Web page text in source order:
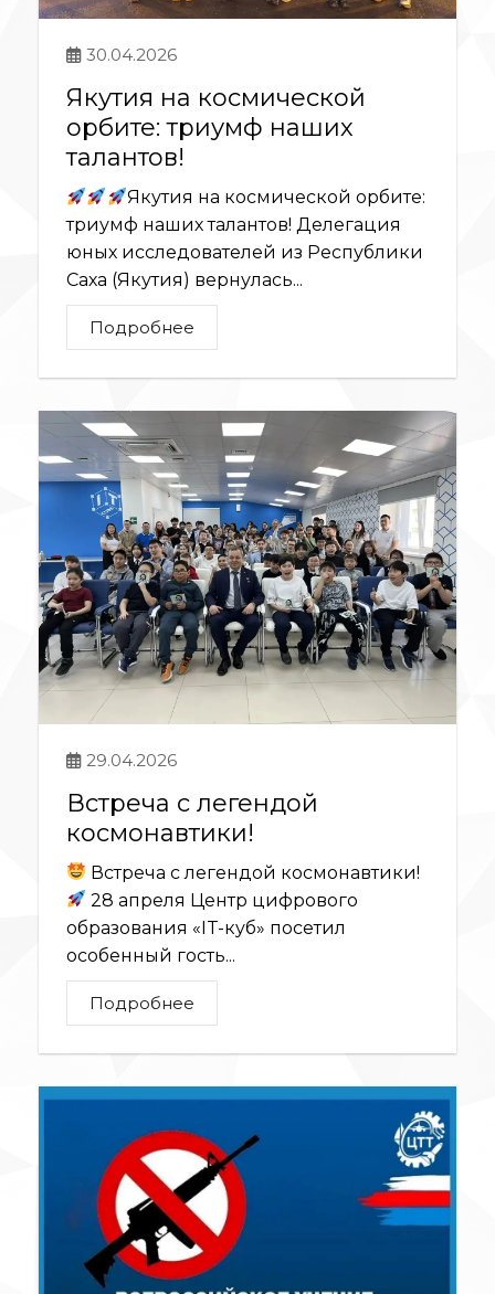
30.04.2026
Якутия на космической
орбите: триумф наших
талантов!
Якутия на космической орбите:
триумф наших талантов! Делегация
юных исследователей из Республики
Саха (Якутия) вернулась...
Подробнее
29.04.2026
Встреча с легендой
космонавтики!
Встреча с легендой космонавтики!
28 апреля Центр цифрового
образования «IT-куб» посетил
особенный гость...
Подробнее